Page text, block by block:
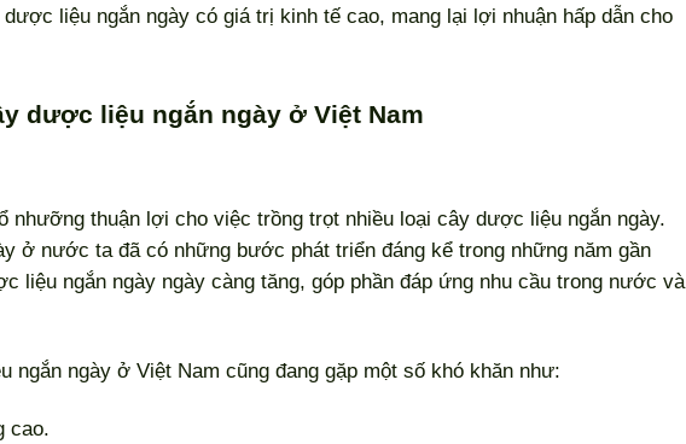
liệu ngắn ngày có giá trị kinh tế cao, mang lại lợi nhuận hấp dẫn cho
dược liệu ngắn ngày ở Việt Nam
nhưỡng thuận lợi cho việc trồng trọt nhiều loại cây dược liệu ngắn ngày.
ở nước ta đã có những bước phát triển đáng kể trong những năm gần
liệu ngắn ngày ngày càng tăng, góp phần đáp ứng nhu cầu trong nước và
ngắn ngày ở Việt Nam cũng đang gặp một số khó khăn như:
cao.